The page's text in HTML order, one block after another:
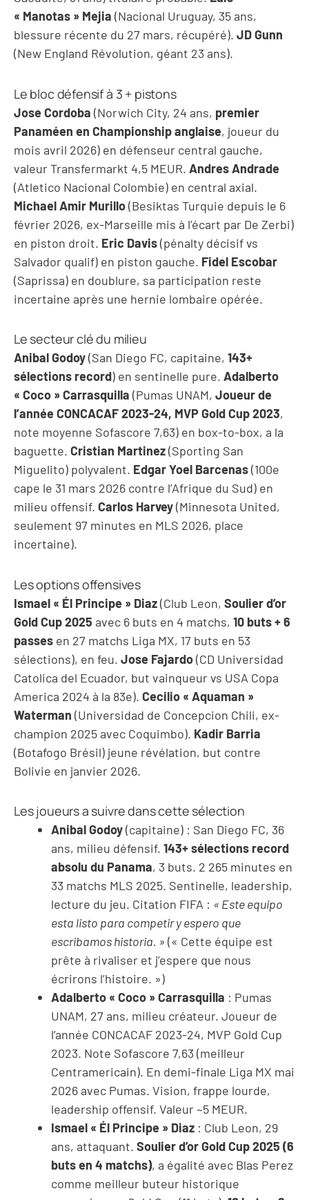
« Manotas » Mejia (Nacional Uruguay, 35 ans,
blessure récente du 27 mars, récupéré). JD Gunn
(New England Révolution, géant 23 ans).
Le bloc défensif à 3 + pistons
Jose Cordoba (Norwich City, 24 ans, premier
Panaméen en Championship anglaise, joueur du
mois avril 2026) en défenseur central gauche,
valeur Transfermarkt 4,5 MEUR. Andres Andrade
(Atletico Nacional Colombie) en central axial.
Michael Amir Murillo(Besiktas Turquie depuis le 6
février 2026, ex-Marseille mis à l’écart par De Zerbi)
en piston droit. Eric Davis(pénalty décisif vs
Salvador qualif) en piston gauche. Fidel Escobar
(Saprissa) en doublure, sa participation reste
incertaine après une hernie lombaire opérée.
Le secteur clé du milieu
Anibal Godoy(San Diego FC, capitaine, 143+
sélections record) en sentinelle pure. Adalberto
« Coco » Carrasquilla (Pumas UNAM, Joueur de
l’année CONCACAF 2023-24, MVP Gold Cup 2023,
note moyenne Sofascore 7,63) en box-to-box, a la
baguette. Cristian Martinez(Sporting San
Miguelito) polyvalent. Edgar Yoel Barcenas(100e
cape le 31 mars 2026 contre l’Afrique du Sud) en
milieu offensif. Carlos Harvey(Minnesota United,
seulement 97 minutes en MLS 2026, place
incertaine).
Les options offensives
Ismael « Él Principe » Diaz(Club Leon, Soulier d’or
Gold Cup 2025 avec 6 buts en 4 matchs, 10 buts + 6
passes en 27 matchs Liga MX, 17 buts en 53
sélections), en feu. Jose Fajardo(CD Universidad
Catolica del Ecuador, but vainqueur vs USA Copa
America 2024 à la 83e). Cecilio « Aquaman »
Waterman (Universidad de Concepcion Chili, ex-
champion 2025 avec Coquimbo). Kadir Barria
(Botafogo Brésil) jeune révélation, but contre
Bolivie en janvier 2026.
Les joueurs a suivre dans cette sélection
Anibal Godoy(capitaine) : San Diego FC, 36
ans, milieu défensif. 143+ sélections record
absolu du Panama, 3 buts. 2 265 minutes en
33 matchs MLS 2025. Sentinelle, leadership,
lecture du jeu. Citation FIFA : « Este equipo
esta listo para competir y espero que
escribamos historia. » (« Cette équipe est
prête à rivaliser et j’espere que nous
écrirons l’histoire. »)
Adalberto « Coco » Carrasquilla : Pumas
UNAM, 27 ans, milieu créateur. Joueur de
l’année CONCACAF 2023-24, MVP Gold Cup
2023. Note Sofascore 7,63 (meilleur
Centramericain). En demi-finale Liga MX mai
2026 avec Pumas. Vision, frappe lourde,
leadership offensif. Valeur ~5 MEUR.
Ismael « Él Principe » Diaz : Club Leon, 29
ans, attaquant. Soulier d’or Gold Cup 2025 (6
buts en 4 matchs), a égalité avec Blas Perez
comme meilleur buteur historique